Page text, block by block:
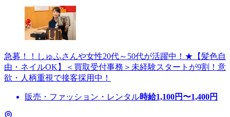
急募！！しゅふさんや女性20代～50代が活躍中！★【髪色自
由・ネイルOK】＜買取受付事務＞未経験スタートが9割！意
欲・人柄重視で接客採用中！
販売・ファッション・レンタル時給1,100円〜1,400円